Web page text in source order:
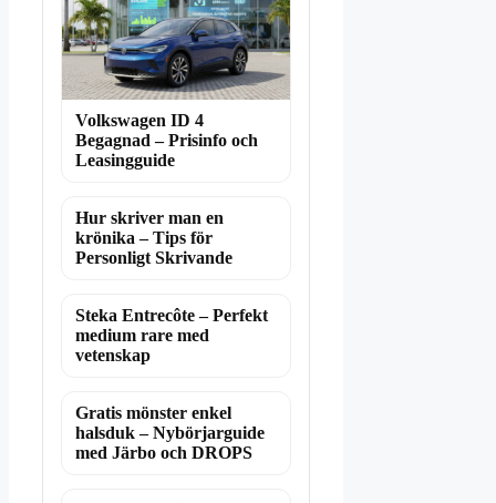
Volkswagen ID 4
Begagnad – Prisinfo och
Leasingguide
Hur skriver man en
krönika – Tips för
Personligt Skrivande
Steka Entrecôte – Perfekt
medium rare med
vetenskap
Gratis mönster enkel
halsduk – Nybörjarguide
med Järbo och DROPS